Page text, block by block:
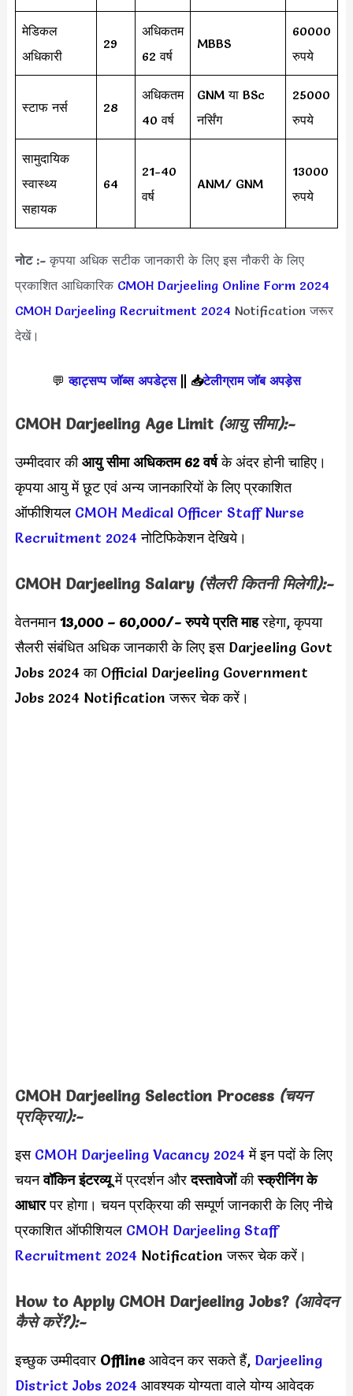
मेडिकल
अधिकारी
29
अधिकतम
62 वर्ष
MBBS
60000
रुपये
स्टाफ नर्स 28
अधिकतम
40 वर्ष
GNM या BSc
नर्सिंग
25000
रुपये
सामुदायिक
स्वास्थ्य
सहायक
64
21-40
वर्ष
ANM/ GNM
13000
रुपये
नोट :-कृपया अधिक सटीक जानकारी के लिए इस नौकरी के लिए
प्रकाशित आधिकारिक CMOH Darjeeling Online Form 2024
CMOH Darjeeling Recruitment 2024 Notification जरूर
देखें।
💬 व्हाट्सप्प जॉब्स अपडेट्स|| 📥टेलीग्राम जॉब अपड़ेस
CMOH Darjeeling Age Limit (आयु सीमा):-
उम्मीदवार कीआयु सीमा अधिकतम 62 वर्षके अंदर होनी चाहिए।
कृपया आयु में छूट एवं अन्य जानकारियों के लिए प्रकाशित
ऑफीशियल CMOH Medical Officer Staff Nurse
Recruitment 2024नोटिफिकेशन देखिये।
CMOH Darjeeling Salary (सैलरी कितनी मिलेगी):-
वेतनमान13,000 – 60,000/- रुपये प्रति माहरहेगा, कृपया
सैलरी संबंधित अधिक जानकारी के लिए इस Darjeeling Govt
Jobs 2024 का Official Darjeeling Government
Jobs 2024 Notification जरूर चेक करें।
CMOH Darjeeling Selection Process (चयन
प्रक्रिया):-
इस CMOH Darjeeling Vacancy 2024 में इन पदों के लिए
चयनवॉकिन इंटरव्यूमें प्रदर्शन औरदस्तावेजोंकीस्क्रीनिंग के
आधारपर होगा। चयन प्रक्रिया की सम्पूर्ण जानकारी के लिए नीचे
प्रकाशित ऑफीशियल CMOH Darjeeling Staff
Recruitment 2024 Notification जरूर चेक करें।
How to Apply CMOH Darjeeling Jobs?(आवेदन
कैसे करें?):-
इच्छुक उम्मीदवार Offline आवेदन कर सकते हैं, Darjeeling
District Jobs 2024 आवश्यक योग्यता वाले योग्य आवेदक